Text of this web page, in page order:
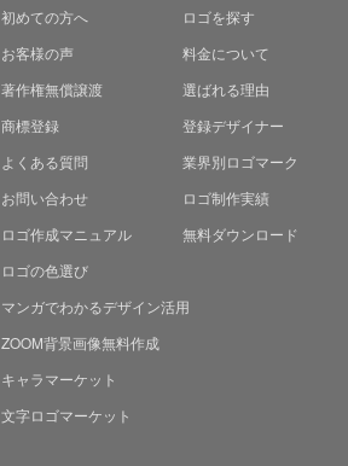
初めての方へ
ロゴを探す
お客様の声
料金について
著作権無償譲渡
選ばれる理由
商標登録
登録デザイナー
よくある質問
業界別ロゴマーク
お問い合わせ
ロゴ制作実績
ロゴ作成マニュアル
無料ダウンロード
ロゴの色選び
マンガでわかるデザイン活用
ZOOM背景画像無料作成
キャラマーケット
文字ロゴマーケット